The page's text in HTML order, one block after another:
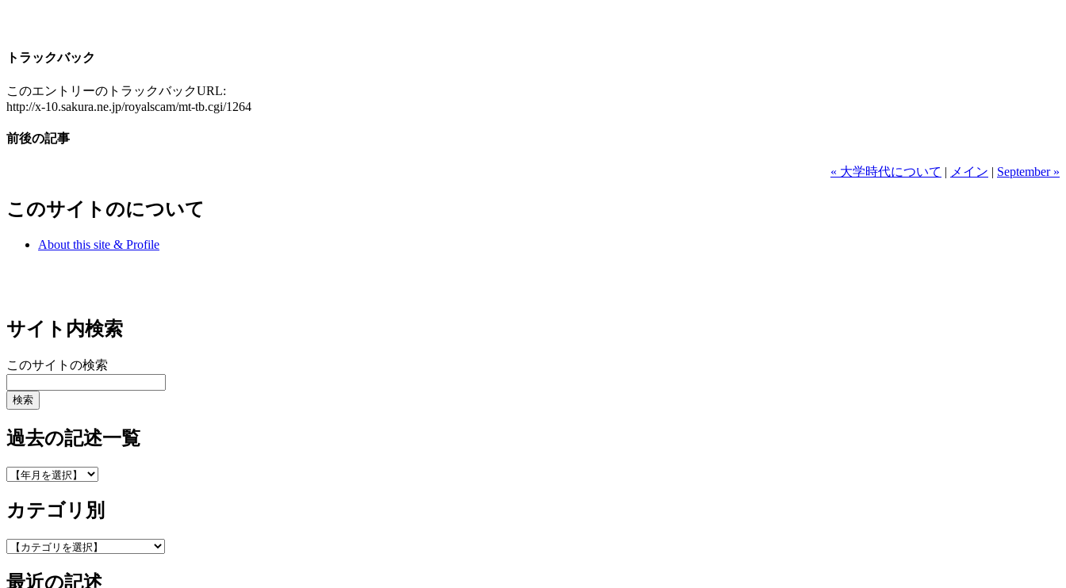
トラックバック
このエントリーのトラックバックURL:
http://x-10.sakura.ne.jp/royalscam/mt-tb.cgi/1264
前後の記事
« 大学時代について | メイン | September »
このサイトのについて
About this site & Profile
サイト内検索
このサイトの検索
過去の記述一覧
カテゴリ別
最近の記述